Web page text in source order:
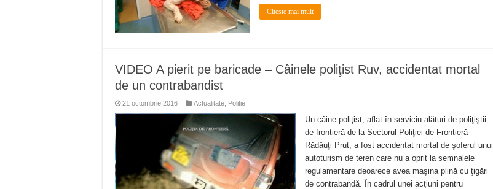
Citeste mai mult
VIDEO A pierit pe baricade – Câinele poliţist Ruv, accidentat mortal
de un contrabandist
21 octombrie 2016 Actualitate Politie
Un câine poliţist, aflat în serviciu alături de poliţiştii
de frontieră de la Sectorul Poliţiei de Frontieră
Rădăuţi Prut, a fost accidentat mortal de şoferul unui
autoturism de teren care nu a oprit la semnalele
regulamentare deoarece avea maşina plină cu ţigări
de contrabandă. În cadrul unei acţiuni pentru